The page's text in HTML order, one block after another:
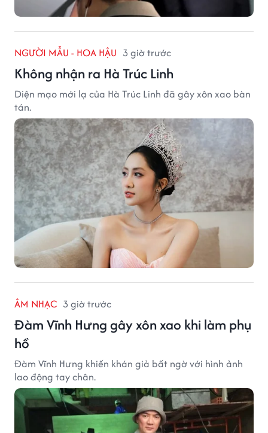
NGƯỜI MẪU - HOA HẬU 3 giờ trước
Không nhận ra Hà Trúc Linh
Diện mạo mới lạ của Hà Trúc Linh đã gây xôn xao bàn
tán.
ÂM NHẠC 3 giờ trước
Đàm Vĩnh Hưng gây xôn xao khi làm phụ
hồ
Đàm Vĩnh Hưng khiến khán giả bất ngờ với hình ảnh
lao động tay chân.